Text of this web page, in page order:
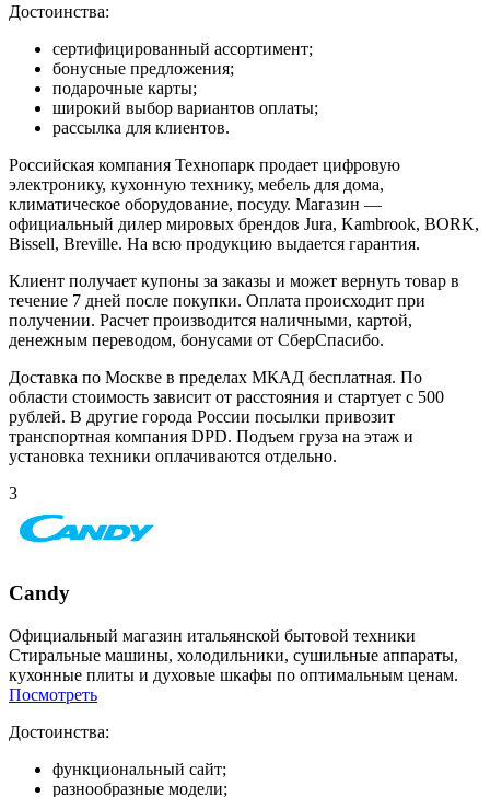
Достоинства:
сертифицированный ассортимент;
бонусные предложения;
подарочные карты;
широкий выбор вариантов оплаты;
рассылка для клиентов.
Российская компания Технопарк продает цифровую
электронику, кухонную технику, мебель для дома,
климатическое оборудование, посуду. Магазин —
официальный дилер мировых брендов Jura, Kambrook, BORK,
Bissell, Breville. На всю продукцию выдается гарантия.
Клиент получает купоны за заказы и может вернуть товар в
течение 7 дней после покупки. Оплата происходит при
получении. Расчет производится наличными, картой,
денежным переводом, бонусами от СберСпасибо.
Доставка по Москве в пределах МКАД бесплатная. По
области стоимость зависит от расстояния и стартует с 500
рублей. В другие города России посылки привозит
транспортная компания DPD. Подъем груза на этаж и
установка техники оплачиваются отдельно.
3
Candy
Официальный магазин итальянской бытовой техники
Стиральные машины, холодильники, сушильные аппараты,
кухонные плиты и духовые шкафы по оптимальным ценам.
Посмотреть
Достоинства:
функциональный сайт;
разнообразные модели;